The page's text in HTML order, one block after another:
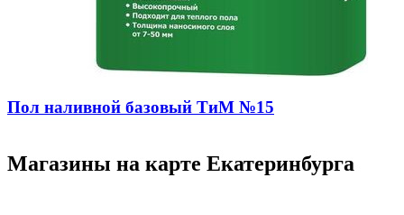
Пол наливной базовый ТиМ №15
Магазины на карте Екатеринбурга